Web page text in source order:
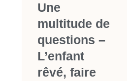
Une
multitude de
questions –
L’enfant
rêvé, faire